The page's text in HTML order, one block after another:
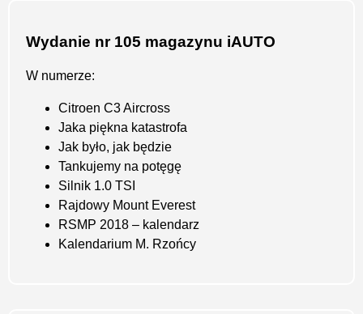
Wydanie nr 105 magazynu iAUTO
W numerze:
Citroen C3 Aircross
Jaka piękna katastrofa
Jak było, jak będzie
Tankujemy na potęgę
Silnik 1.0 TSI
Rajdowy Mount Everest
RSMP 2018 – kalendarz
Kalendarium M. Rzońcy